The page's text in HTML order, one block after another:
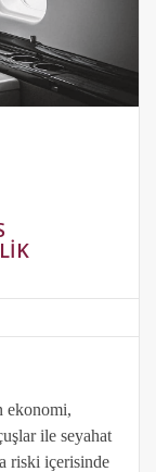
ekonomi,
ile seyahat
riski içerisinde